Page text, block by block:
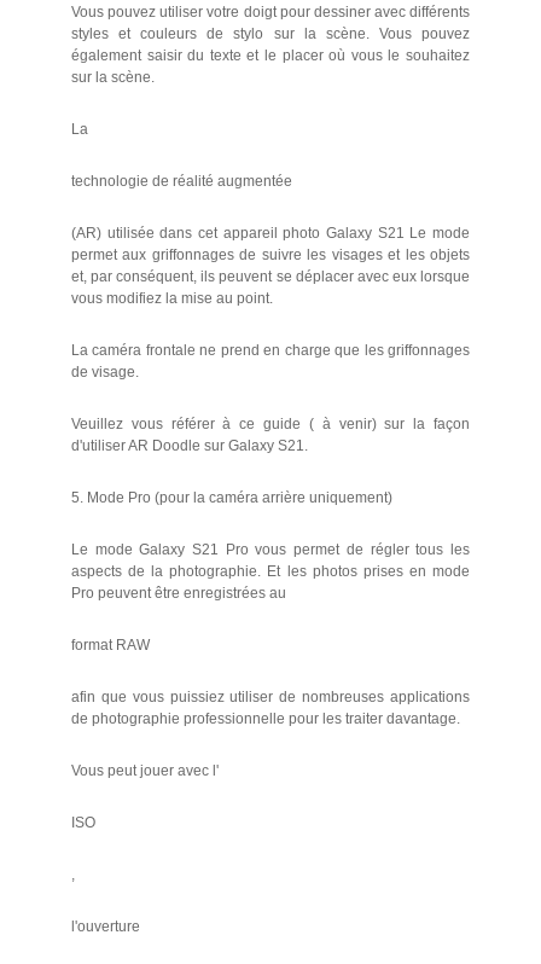
Vous pouvez utiliser votre doigt pour dessiner avec différents
styles et couleurs de stylo sur la scène. Vous pouvez
également saisir du texte et le placer où vous le souhaitez
sur la scène.
La
technologie de réalité augmentée
(AR) utilisée dans cet appareil photo Galaxy S21 Le mode
permet aux griffonnages de suivre les visages et les objets
et, par conséquent, ils peuvent se déplacer avec eux lorsque
vous modifiez la mise au point.
La caméra frontale ne prend en charge que les griffonnages
de visage.
Veuillez vous référer à ce guide ( à venir) sur la façon
d'utiliser AR Doodle sur Galaxy S21.
5. Mode Pro (pour la caméra arrière uniquement)
Le mode Galaxy S21 Pro vous permet de régler tous les
aspects de la photographie. Et les photos prises en mode
Pro peuvent être enregistrées au
format RAW
afin que vous puissiez utiliser de nombreuses applications
de photographie professionnelle pour les traiter davantage.
Vous peut jouer avec l'
ISO
,
l'ouverture